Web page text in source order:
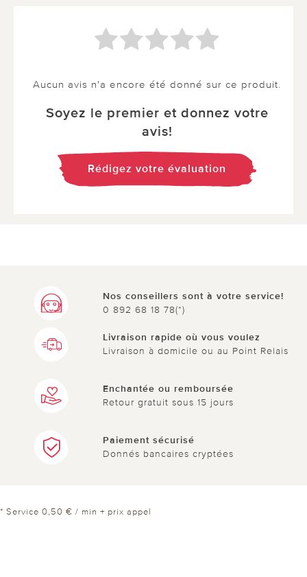
Aucun avis n'a encore été donné sur ce produit.
Soyez le premier et donnez votre
avis!
Rédigez votre évaluation
Nos conseillers sont à votre service!
0 892 68 18 78(*)
Livraison rapide où vous voulez
Livraison à domicile ou au Point Relais
Enchantée ou remboursée
Retour gratuit sous 15 jours
Paiement sécurisé
Donnés bancaires cryptées
* Service 0,50 € / min + prix appel